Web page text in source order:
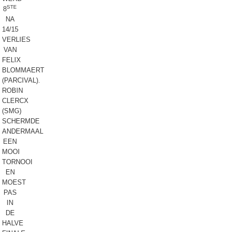
8STE
NA
14/15
VERLIES
VAN
FELIX
BLOMMAERT
(PARCIVAL).
ROBIN
CLERCX
(SMG)
SCHERMDE
ANDERMAAL
EEN
MOOI
TORNOOI
EN
MOEST
PAS
IN
DE
HALVE